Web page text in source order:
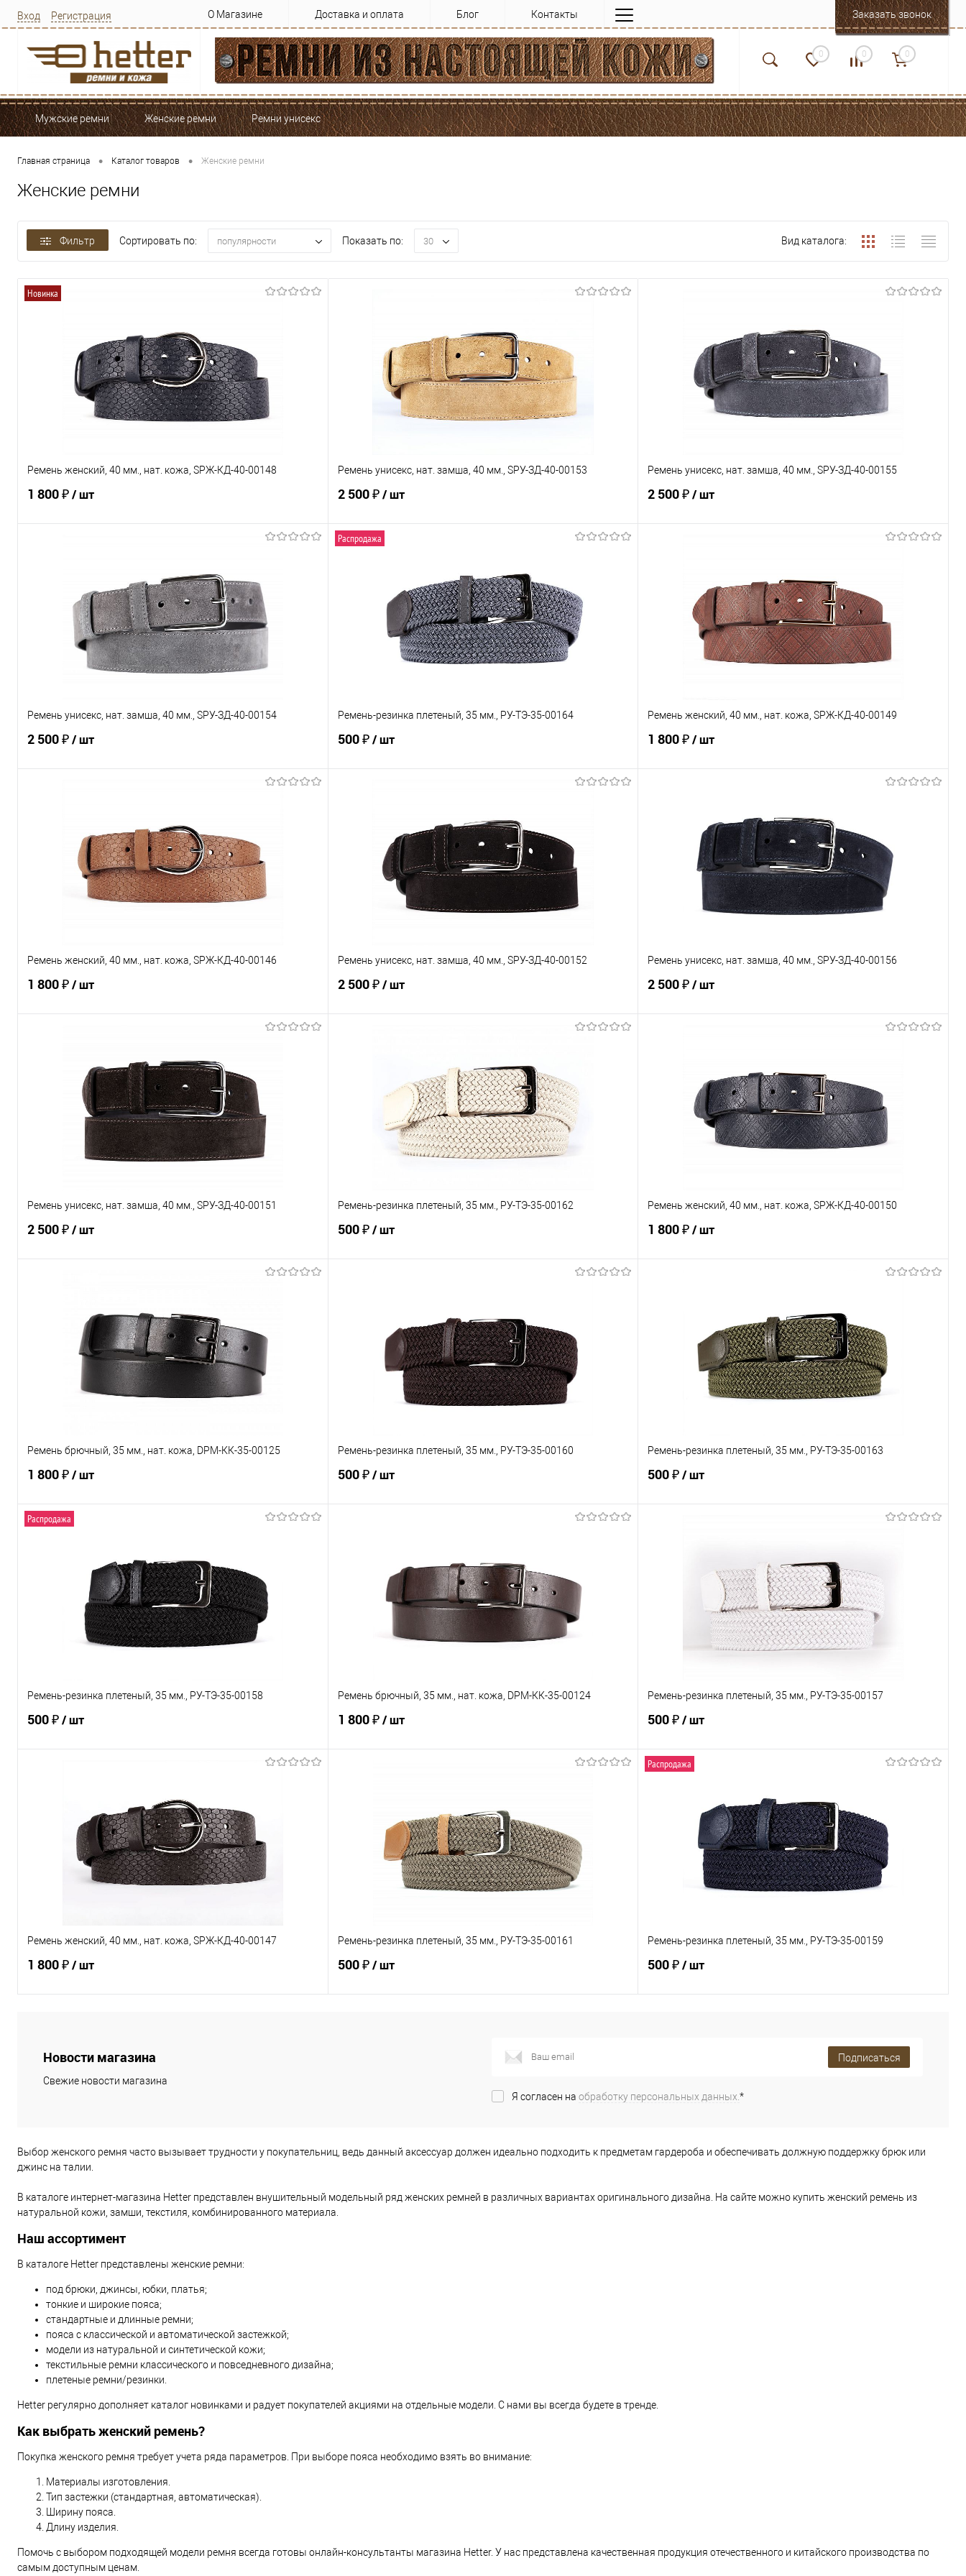
Вход Регистрация О Магазине Доставка и оплата Блог Контакты Заказать звонок
0 0 0
Мужские ремни Женские ремни Ремни унисекс
Главная страница • Каталог товаров • Женские ремни
Женские ремни
Фильтр Сортировать по: популярности Показать по: 30 Вид каталога:
Новинка
Ремень женский, 40 мм., нат. кожа, SРЖ-КД-40-00148
1 800 ₽/ шт
Купить в 1 клик
Сравнение
В избранное
Под заказ
Характеристики
Ремень унисекс, нат. замша, 40 мм., SРУ-ЗД-40-00153
2 500 ₽/ шт
Купить в 1 клик
Сравнение
В избранное
Под заказ
Характеристики
Ремень унисекс, нат. замша, 40 мм., SРУ-ЗД-40-00155
2 500 ₽/ шт
Купить в 1 клик
Сравнение
В избранное
Под заказ
Характеристики
Ремень унисекс, нат. замша, 40 мм., SРУ-ЗД-40-00154
2 500 ₽/ шт
Купить в 1 клик
Сравнение
В избранное
Под заказ
Характеристики
Распродажа
Ремень-резинка плетеный, 35 мм., РУ-ТЭ-35-00164
500 ₽/ шт
Купить в 1 клик
Сравнение
В избранное
Под заказ
Характеристики
Ремень женский, 40 мм., нат. кожа, SРЖ-КД-40-00149
1 800 ₽/ шт
Купить в 1 клик
Сравнение
В избранное
Под заказ
Характеристики
Ремень женский, 40 мм., нат. кожа, SРЖ-КД-40-00146
1 800 ₽/ шт
Купить в 1 клик
Сравнение
В избранное
Под заказ
Характеристики
Ремень унисекс, нат. замша, 40 мм., SРУ-ЗД-40-00152
2 500 ₽/ шт
Купить в 1 клик
Сравнение
Под заказ
Характеристики
Ремень унисекс, нат. замша, 40 мм., SРУ-ЗД-40-00156
2 500 ₽/ шт
Купить в 1 клик
Сравнение
В избранное
Под заказ
Характеристики
Ремень унисекс, нат. замша, 40 мм., SРУ-ЗД-40-00151
2 500 ₽/ шт
Купить в 1 клик
Сравнение
В избранное
Под заказ
Характеристики
Ремень-резинка плетеный, 35 мм., РУ-ТЭ-35-00162
500 ₽/ шт
Купить в 1 клик
Сравнение
В избранное
Под заказ
Характеристики
Ремень женский, 40 мм., нат. кожа, SРЖ-КД-40-00150
1 800 ₽/ шт
Купить в 1 клик
Сравнение
В избранное
Под заказ
Характеристики
Ремень брючный, 35 мм., нат. кожа, DРМ-КК-35-00125
1 800 ₽/ шт
Купить в 1 клик
Сравнение
В избранное
Под заказ
Характеристики
Ремень-резинка плетеный, 35 мм., РУ-ТЭ-35-00160
500 ₽/ шт
Купить в 1 клик
К сравнению
В избранное
Под заказ
Ремень-резинка плетеный, 35 мм., РУ-ТЭ-35-00163
500 ₽/ шт
Купить в 1 клик
К сравнению
Под заказ
Характеристики
Распродажа
Ремень-резинка плетеный, 35 мм., РУ-ТЭ-35-00158
500 ₽/ шт
Купить в 1 клик
К сравнению
В избранное
Под заказ
Характеристики
Ремень брючный, 35 мм., нат. кожа, DРМ-КК-35-00124
1 800 ₽/ шт
Купить в 1 клик
К сравнению
В избранное
Под заказ
Характеристики
Ремень-резинка плетеный, 35 мм., РУ-ТЭ-35-00157
500 ₽/ шт
Купить в 1 клик
К сравнению
В избранное
Под заказ
Характеристики
Ремень женский, 40 мм., нат. кожа, SРЖ-КД-40-00147
1 800 ₽/ шт
Купить в 1 клик
В избранное
Ремень-резинка плетеный, 35 мм., РУ-ТЭ-35-00161
500 ₽/ шт
К сравнению
Распродажа
Ремень-резинка плетеный, 35 мм., РУ-ТЭ-35-00159
500 ₽/ шт
К сравнению
Новости магазина
Свежие новости магазина
Подписаться
Я согласен на обработку персональных данных. *
Выбор женского ремня часто вызывает трудности у покупательниц, ведь данный аксессуар должен идеально подходить к предметам гардероба и обеспечивать должную поддержку брюк или
джинс на талии.
В каталоге интернет-магазина Hetter представлен внушительный модельный ряд женских ремней в различных вариантах оригинального дизайна. На сайте можно купить женский ремень из
натуральной кожи, замши, текстиля, комбинированного материала.
Наш ассортимент
В каталоге Hetter представлены женские ремни:
под брюки, джинсы, юбки, платья;
тонкие и широкие пояса;
стандартные и длинные ремни;
пояса с классической и автоматической застежкой;
модели из натуральной и синтетической кожи;
текстильные ремни классического и повседневного дизайна;
плетеные ремни/резинки.
Hetter регулярно дополняет каталог новинками и радует покупателей акциями на отдельные модели. С нами вы всегда будете в тренде.
Как выбрать женский ремень?
Покупка женского ремня требует учета ряда параметров. При выборе пояса необходимо взять во внимание:
Материалы изготовления.
Тип застежки (стандартная, автоматическая).
Ширину пояса.
Длину изделия.
Помочь с выбором подходящей модели ремня всегда готовы онлайн-консультанты магазина Hetter. У нас представлена качественная продукция отечественного и китайского производства по
самым доступным ценам.